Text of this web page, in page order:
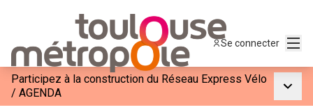
Se connecter
Participez à la construction du Réseau Express Vélo
/ AGENDA